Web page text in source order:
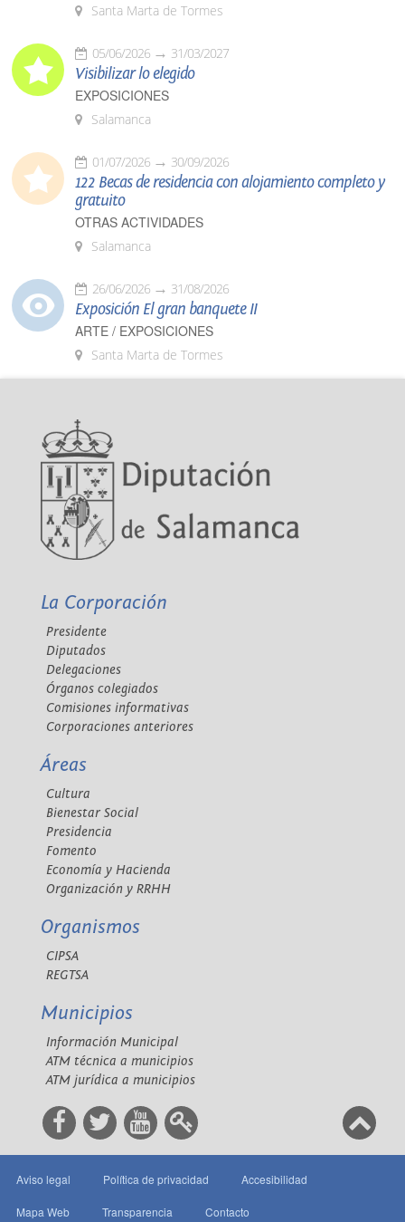
Santa Marta de Tormes
05/06/2026 31/03/2027
Visibilizar lo elegido
EXPOSICIONES
Salamanca
01/07/2026 30/09/2026
122 Becas de residencia con alojamiento completo y
gratuito
OTRAS ACTIVIDADES
Salamanca
26/06/2026 31/08/2026
Exposición El gran banquete II
ARTE / EXPOSICIONES
Santa Marta de Tormes
La Corporación
Presidente
Diputados
Delegaciones
Órganos colegiados
Comisiones informativas
Corporaciones anteriores
Áreas
Cultura
Bienestar Social
Presidencia
Fomento
Economía y Hacienda
Organización y RRHH
Organismos
CIPSA
REGTSA
Municipios
Información Municipal
ATM técnica a municipios
ATM jurídica a municipios
Aviso legal Política de privacidad Accesibilidad
Mapa Web Transparencia Contacto